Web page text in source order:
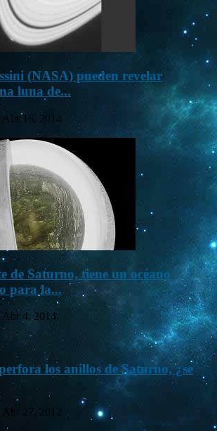
(NASA) pueden revelar
luna de...
Abr 15, 2014
de Saturno, tiene un océano
para la...
Abr 4, 2014
los anillos de Saturno, ¿se
Abr 27, 2012